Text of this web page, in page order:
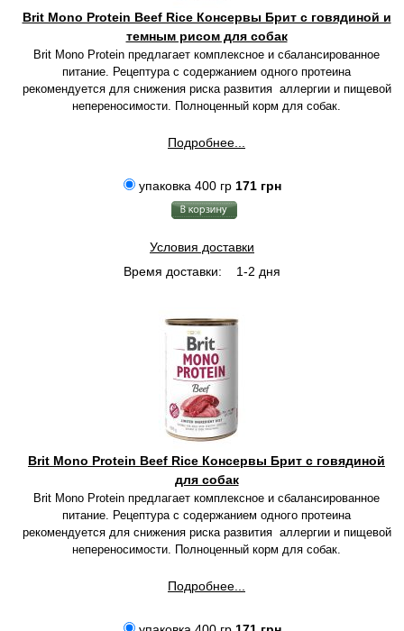
Brit Mono Protein Beef Rice Консервы Брит с говядиной и
темным рисом для собак
Brit Mono Protein предлагает комплексное и сбалансированное
питание. Рецептура с содержанием одного протеина
рекомендуется для снижения риска развития аллергии и пищевой
непереносимости. Полноценный корм для собак.
Подробнее...
упаковка 400 гр 171 грн
Условия доставки
Время доставки:
1-2 дня
Brit Mono Protein Beef Rice Консервы Брит с говядиной
для собак
Brit Mono Protein предлагает комплексное и сбалансированное
питание. Рецептура с содержанием одного протеина
рекомендуется для снижения риска развития аллергии и пищевой
непереносимости. Полноценный корм для собак.
Подробнее...